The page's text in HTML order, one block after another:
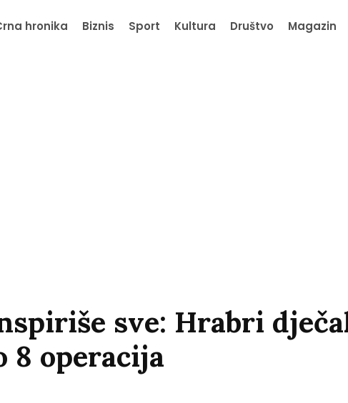
hronika Biznis Sport Kultura Društvo Magazin
sve: Hrabri
8 operacija